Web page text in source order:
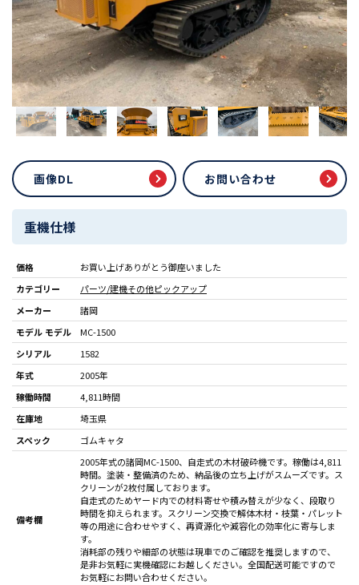
画像DL お問い合わせ
重機仕様
価格
お買い上げありがとう御座いました
カテゴリー
パーツ/建機その他ピックアップ
メーカー
諸岡
モデル モデル
MC-1500
シリアル
1582
年式
2005年
稼働時間
4,811時間
在庫地
埼玉県
スペック
ゴムキャタ
備考欄
2005年式の諸岡MC-1500、自走式の木材破砕機です。稼働は4,811
時間。塗装・整備済のため、納品後の立ち上げがスムーズです。ス
クリーンが2枚付属しております。
自走式のためヤード内での材料寄せや積み替えが少なく、段取り
時間を抑えられます。スクリーン交換で解体木材・枝葉・パレット
等の用途に合わせやすく、再資源化や減容化の効率化に寄与しま
す。
消耗部の残りや細部の状態は現車でのご確認を推奨しますので、
是非お気軽に実機確認にお越しください。全国配送可能ですので
お気軽にお問い合わせください。